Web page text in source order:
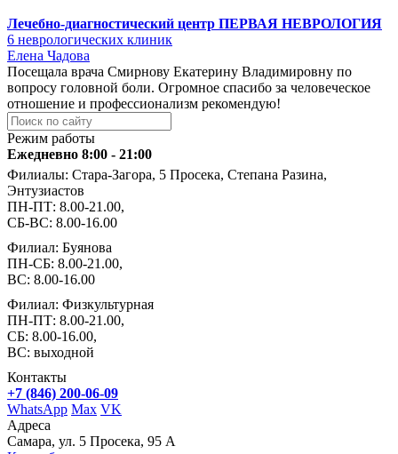
Лечебно-диагностический центр ПЕРВАЯ НЕВРОЛОГИЯ
6 неврологических клиник
Елена Чадова
Посещала врача Смирнову Екатерину Владимировну по
вопросу головной боли. Огромное спасибо за человеческое
отношение и профессионализм рекомендую!
Режим работы
Ежедневно 8:00 - 21:00
Филиалы: Стара-Загора, 5 Просека, Степана Разина,
Энтузиастов
ПН-ПТ: 8.00-21.00,
СБ-ВС: 8.00-16.00
Филиал: Буянова
ПН-СБ: 8.00-21.00,
ВС: 8.00-16.00
Филиал: Физкультурная
ПН-ПТ: 8.00-21.00,
СБ: 8.00-16.00,
ВС: выходной
Контакты
+7 (846) 200-06-09
WhatsApp Max VK
Адреса
Самара, ул. 5 Просека, 95 А